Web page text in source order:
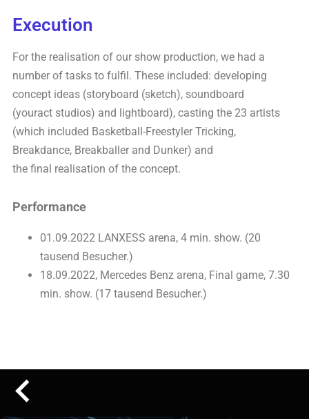
Execution​
For the realisation of our show production, we had a
number of tasks to fulfil. These included: developing
concept ideas (storyboard (sketch), soundboard
(youract studios) and lightboard), casting the 23 artists
(which included Basketball-Freestyler Tricking,
Breakdance, Breakballer and Dunker) and
the final realisation of the concept.
Performance
01.09.2022 LANXESS arena, 4 min. show. ​(20
tausend Besucher.)
18.09.2022, Mercedes Benz arena, Final game, 7.30
min. show. ​(17 tausend Besucher.)